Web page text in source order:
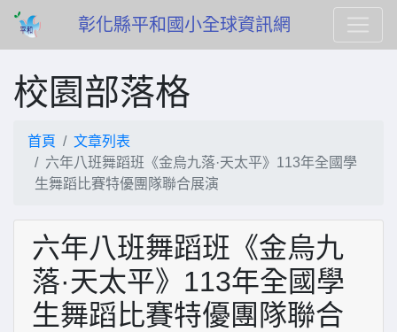
彰化縣平和國小全球資訊網
校園部落格
首頁
文章列表
六年八班舞蹈班《金烏九落·天太平》113年全國學
生舞蹈比賽特優團隊聯合展演
六年八班舞蹈班《金烏九
落·天太平》113年全國學
生舞蹈比賽特優團隊聯合